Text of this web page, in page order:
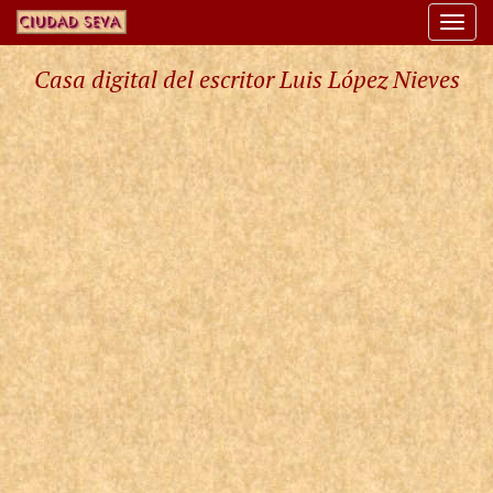
Casa digital del escritor Luis López Nieves